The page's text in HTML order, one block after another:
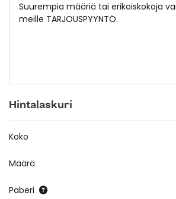
Suurempia määriä tai erikoiskokoja
meille TARJOUSPYYNTÖ.
Hintalaskuri
Koko
Määrä
Paberi